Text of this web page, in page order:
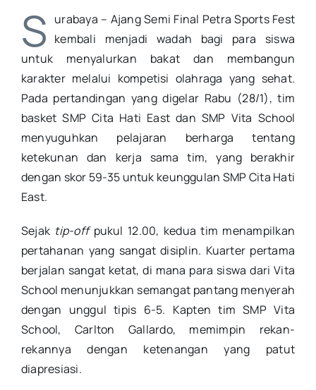
S urabaya – Ajang Semi Final Petra Sports Fest
kembali menjadi wadah bagi para siswa
untuk menyalurkan bakat dan membangun
karakter melalui kompetisi olahraga yang sehat.
Pada pertandingan yang digelar Rabu (28/1), tim
basket SMP Cita Hati East dan SMP Vita School
menyuguhkan pelajaran berharga tentang
ketekunan dan kerja sama tim, yang berakhir
dengan skor 59-35 untuk keunggulan SMP Cita Hati
East.
Sejak tip-offpukul 12.00, kedua tim menampilkan
pertahanan yang sangat disiplin. Kuarter pertama
berjalan sangat ketat, di mana para siswa dari Vita
School menunjukkan semangat pantang menyerah
dengan unggul tipis 6-5. Kapten timSMP Vita
School, Carlton Gallardo, memimpin rekan-
rekannya dengan ketenangan yang patut
diapresiasi.